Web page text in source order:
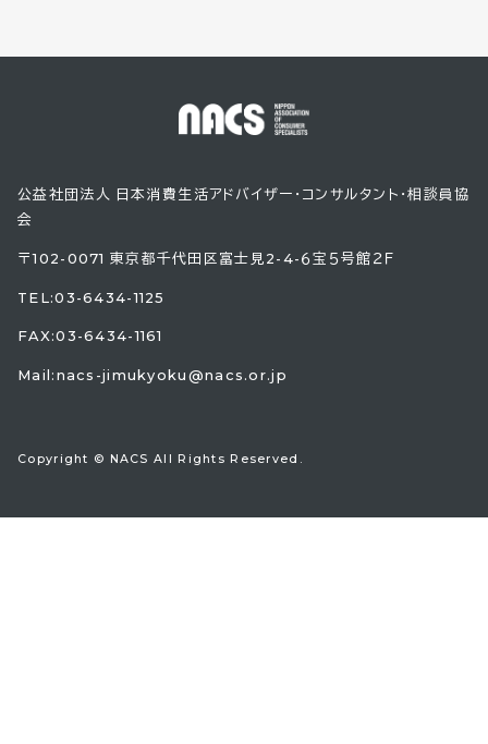
公益社団法人 日本消費生活アドバイザー・コンサルタント・相談員協
会
〒102-0071 東京都千代田区富士見2-4-６宝５号館２Ｆ
TEL:03-6434-1125
FAX:03-6434-1161
Mail: nacs-jimukyoku@nacs.or.jp
Copyright © NACS All Rights Reserved.